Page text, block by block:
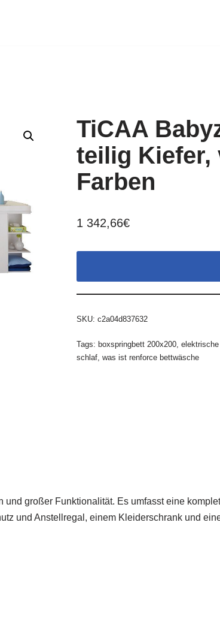
TiCAA
teilig Kiefer,
Farben
1 342,66€
SKU: c2a04d837632
Tags: boxspringbett 200x200,
schlaf, was ist renforce bettwäsche
großer Funktionalität. Es umfasst eine
und Anstellregal, einem Kleiderschrank und